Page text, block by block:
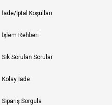
İade/İptal Koşulları
İşlem Rehberi
Sık Sorulan Sorular
Kolay İade
Sipariş Sorgula